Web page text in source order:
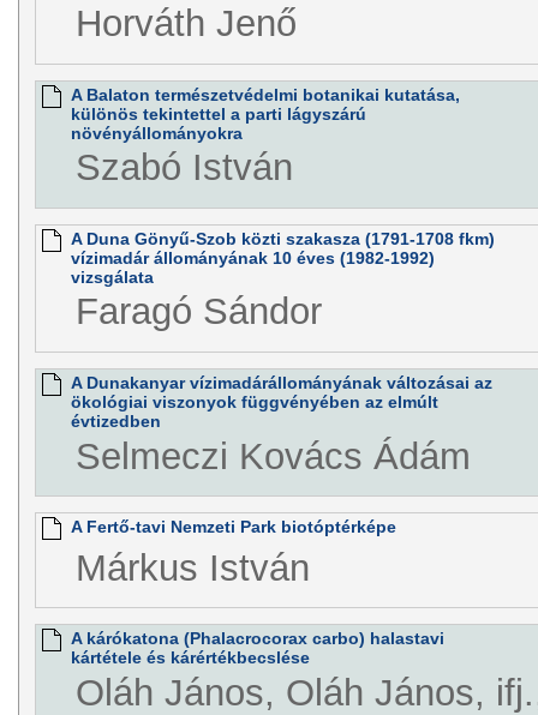
Horváth Jenő
A Balaton természetvédelmi botanikai kutatása,
különös tekintettel a parti lágyszárú
növényállományokra
Szabó István
A Duna Gönyű-Szob közti szakasza (1791-1708 fkm)
vízimadár állományának 10 éves (1982-1992)
vizsgálata
Faragó Sándor
A Dunakanyar vízimadárállományának változásai az
ökológiai viszonyok függvényében az elmúlt
évtizedben
Selmeczi Kovács Ádám
A Fertő-tavi Nemzeti Park biotóptérképe
Márkus István
A kárókatona (Phalacrocorax carbo) halastavi
kártétele és kárértékbecslése
Oláh János, Oláh János,